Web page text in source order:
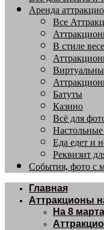
Аренда
Все
В стиле
Батуты
Казино
Всё для
Еда едет и
Реквизит
События, фото с
Главная
Аттракционы
На 8 марта